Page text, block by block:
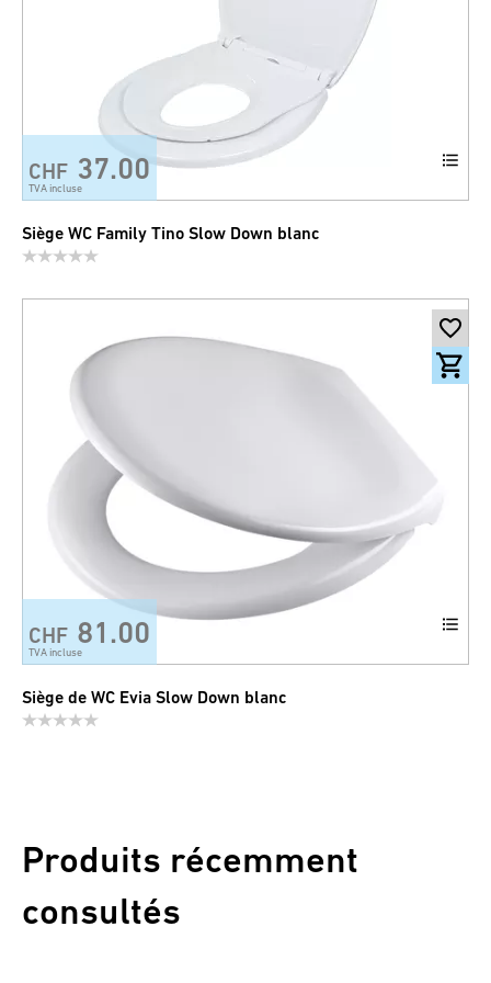
CHF 37.00
TVA incluse
Siège WC Family Tino Slow Down blanc
CHF 81.00
TVA incluse
Siège de WC Evia Slow Down blanc
Produits récemment
consultés